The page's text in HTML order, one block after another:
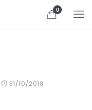
0
31/10/2018